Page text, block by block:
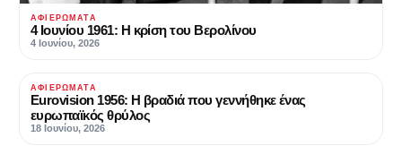
ΑΦΙΕΡΏΜΑΤΑ
4 Ιουνίου 1961: Η κρίση του Βερολίνου
4 Ιουνίου, 2026
ΑΦΙΕΡΏΜΑΤΑ
Eurovision 1956: Η βραδιά που γεννήθηκε ένας
ευρωπαϊκός θρύλος
18 Ιουνίου, 2026